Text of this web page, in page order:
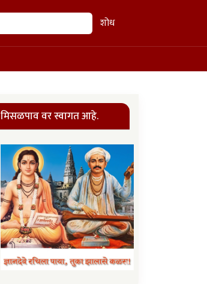
शोध
मिसळपाव वर स्वागत आहे.